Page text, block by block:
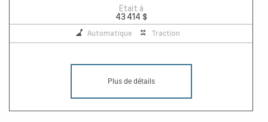
Etait à
43 414 $
Automatique Traction
Plus de détails